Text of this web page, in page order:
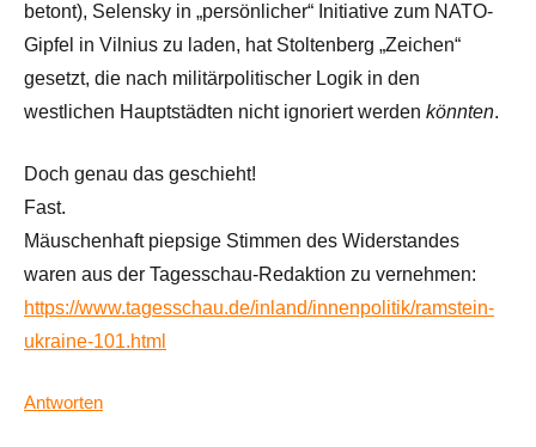
betont), Selensky in „persönlicher“ Initiative zum NATO-
Gipfel in Vilnius zu laden, hat Stoltenberg „Zeichen“
gesetzt, die nach militärpolitischer Logik in den
westlichen Hauptstädten nicht ignoriert werden könnten.
Doch genau das geschieht!
Fast.
Mäuschenhaft piepsige Stimmen des Widerstandes
waren aus der Tagesschau-Redaktion zu vernehmen:
https://www.tagesschau.de/inland/innenpolitik/ramstein-
ukraine-101.html
Antworten